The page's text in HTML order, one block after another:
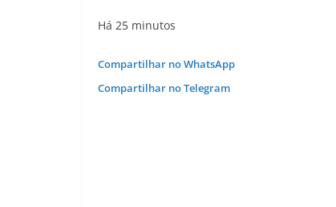
Há 25 minutos
Compartilhar no WhatsApp
Compartilhar no Telegram